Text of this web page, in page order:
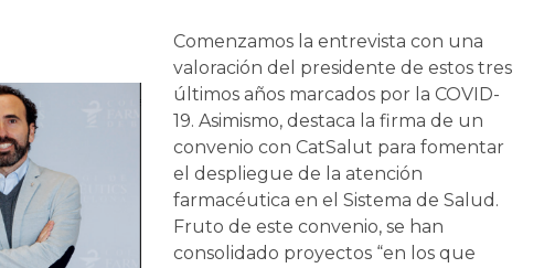
Comenzamos la entrevista con una
valoración del presidente de estos tres
últimos años marcados por la COVID-
19. Asimismo, destaca la firma de un
convenio con CatSalut para fomentar
el despliegue de la atención
farmacéutica en el Sistema de Salud.
Fruto de este convenio, se han
consolidado proyectos “en los que